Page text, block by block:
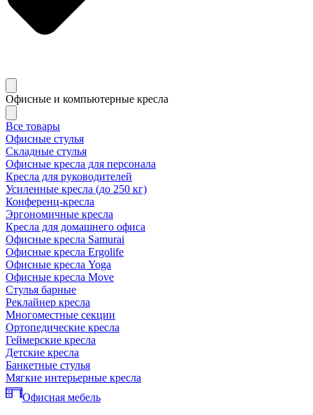
Офисные и компьютерные кресла
Все товары
Офисные стулья
Складные стулья
Офисные кресла для персонала
Кресла для руководителей
Усиленные кресла (до 250 кг)
Конференц-кресла
Эргономичные кресла
Кресла для домашнего офиса
Офисные кресла Samurai
Офисные кресла Ergolife
Офисные кресла Yoga
Офисные кресла Move
Стулья барные
Реклайнер кресла
Многоместные секции
Ортопедические кресла
Геймерские кресла
Детские кресла
Банкетные стулья
Мягкие интерьерные кресла
Офисная мебель